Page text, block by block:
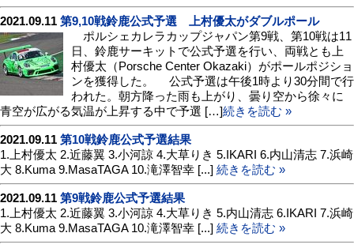
2021.09.11 第9,10戦鈴鹿公式予選 上村優太がダブルポール
ポルシェカレラカップジャパン第9戦、第10戦は11
日、鈴鹿サーキットで公式予選を行い、両戦とも上
村優太（Porsche Center Okazaki）がポールポジショ
ンを獲得した。 公式予選は午後1時より30分間で行
われた。朝方降った雨も上がり、曇り空から徐々に
青空が広がる気温が上昇する中で予選 […]続きを読む »
2021.09.11 第10戦鈴鹿公式予選結果
1.上村優太 2.近藤翼 3.小河諒 4.大草りき 5.IKARI 6.内山清志 7.浜崎
大 8.Kuma 9.MasaTAGA 10.滝澤智幸 [...] 続きを読む »
2021.09.11 第9戦鈴鹿公式予選結果
1.上村優太 2.近藤翼 3.小河諒 4.大草りき 5.内山清志 6.IKARI 7.浜崎
大 8.Kuma 9.MasaTAGA 10.滝澤智幸 [...] 続きを読む »